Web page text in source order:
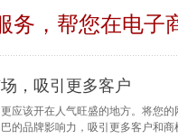
务，帮您在电子
，吸引更多客户
应该开在人气旺盛的地方。将您
的品牌影响力，吸引更多客户和商